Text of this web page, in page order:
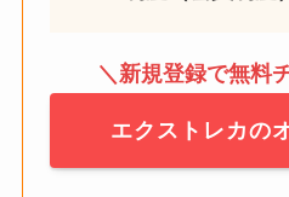
＼新規登録で無料
エクストレカの